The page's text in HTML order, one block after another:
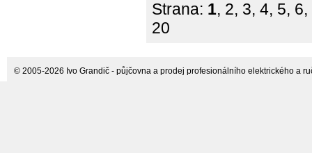
Strana: 1, 2, 3, 4, 5, 6,
20
© 2005-2026 Ivo Grandič - půjčovna a prodej profesionálního elektrického a